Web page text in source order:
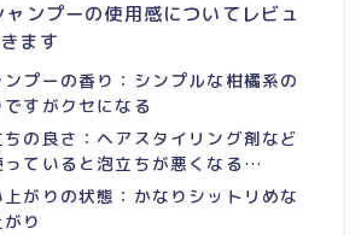
ンプーの使用感についてレビュ
ます
ンプーの香り：シンプルな柑橘系の
ですがクセになる
ちの良さ：ヘアスタイリング剤など
っていると泡立ちが悪くなる…
上がりの状態：かなりシットリめな
り